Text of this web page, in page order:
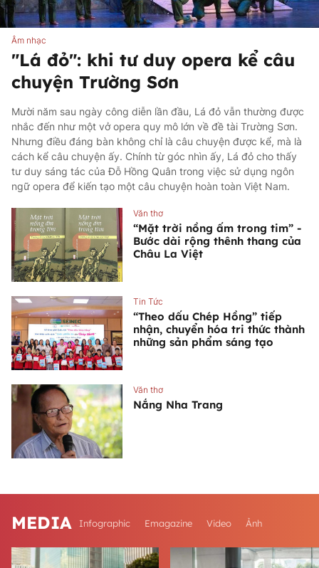
Âm nhạc
"Lá đỏ": khi tư duy opera kể câu
chuyện Trường Sơn
Mười năm sau ngày công diễn lần đầu, Lá đỏ vẫn thường được
nhắc đến như một vở opera quy mô lớn về đề tài Trường Sơn.
Nhưng điều đáng bàn không chỉ là câu chuyện được kể, mà là
cách kể câu chuyện ấy. Chính từ góc nhìn ấy, Lá đỏ cho thấy
tư duy sáng tác của Đỗ Hồng Quân trong việc sử dụng ngôn
ngữ opera để kiến tạo một câu chuyện hoàn toàn Việt Nam.
Văn thơ
“Mặt trời nồng ấm trong tim” -
Bước dài rộng thênh thang của
Châu La Việt
Tin Tức
“Theo dấu Chép Hồng” tiếp
nhận, chuyển hóa tri thức thành
những sản phẩm sáng tạo
Văn thơ
Nắng Nha Trang
MEDIA Infographic Emagazine Video Ảnh